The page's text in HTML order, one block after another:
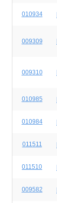
010934
009309
009310
010985
010984
011511
011510
009582